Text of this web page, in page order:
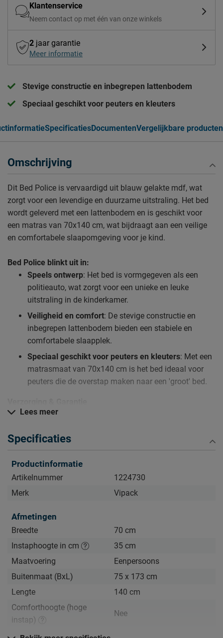
Klantenservice
Neem contact op met één van onze winkels
2 jaar garantie
Meer informatie
Stevige constructie en inbegrepen lattenbodem
Speciaal geschikt voor peuters en kleuters
SpecificatiesDocumentenVergelijkbare producten
Omschrijving
Dit Bed Police is vervaardigd uit blauw gelakte mdf, wat
zorgt voor een levendige en duurzame uitstraling. Het bed
wordt geleverd met een lattenbodem en is geschikt voor
een matras van 70x140 cm, wat bijdraagt aan een veilige
en comfortabele slaapomgeving voor je kind.
Bed Police blinkt uit in:
Speels ontwerp: Het bed is vormgegeven als een
politieauto, wat zorgt voor een unieke en leuke
uitstraling in de kinderkamer.
Veiligheid en comfort: De stevige constructie en
inbegrepen lattenbodem bieden een stabiele en
comfortabele slaapplek.
Speciaal geschikt voor peuters en kleuters: Met een
matrasmaat van 70x140 cm is het bed ideaal voor
peuters die de overstap maken naar een 'groot' bed.
Je wil het Bed Police natuurlijk zo lang mogelijk mooi én
garantie op het bed, kun je terugvinden bij het kopje ‘Goed
om te weten’.
Lees meer
Specificaties
Productinformatie
Artikelnummer
1224730
Merk
Vipack
Afmetingen
Breedte
70 cm
Instaphoogte in cm
35 cm
Maatvoering
Eenpersoons
Buitenmaat (BxL)
75 x 173 cm
Lengte
140 cm
Comforthoogte (hoge
instap)
Nee
Hoogte hoofdbord